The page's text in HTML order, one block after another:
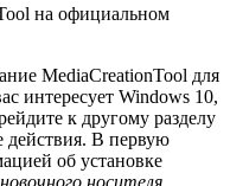
на официальном
MediaCreationTool для
интересует Windows 10,
к другому разделу
действия. В первую
об установке